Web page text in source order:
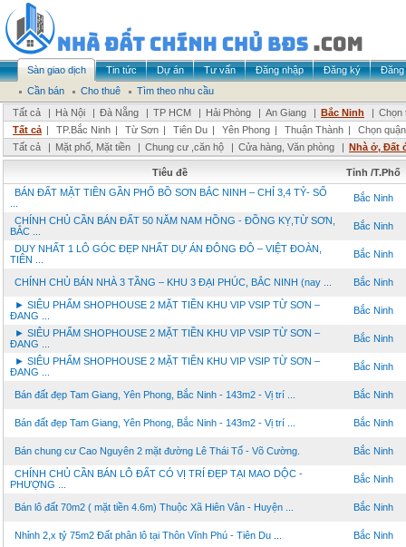
Sàn giao dịch Tin tức Dự án Tư vấn Đăng nhập Đăng ký
Đăng
Cần bán
Cho thuê
Tìm theo nhu cầu
Tất cả
| Hà Nội | Đà Nẵng | TP HCM | Hải Phòng | An Giang | Bắc Ninh | Chọn
Tất cả | TP.Bắc Ninh | Từ Sơn | Tiên Du | Yên Phong | Thuận Thành |
Chọn
Tất cả
| Mặt phố, Mặt tiền | Chung cư ,căn hộ | Cửa hàng, Văn phòng | Nhà ở, Đất
Tiêu đề
Tỉnh /T.Phố
BÁN ĐẤT MẶT TIỀN GẦN PHỐ BỒ SƠN BẮC NINH – CHỈ 3,4 TỶ- SỔ
Bắc Ninh
CHÍNH CHỦ CẦN BÁN ĐẤT 50 NĂM NAM HỒNG - ĐỒNG KỴ,TỪ SƠN,
BẮC ...
Bắc Ninh
DUY NHẤT 1 LÔ GÓC ĐẸP NHẤT DỰ ÁN ĐÔNG ĐÔ – VIỆT ĐOÀN,
TIÊN ...
Bắc Ninh
CHÍNH CHỦ BÁN NHÀ 3 TẦNG – KHU 3 ĐẠI PHÚC, BẮC NINH (nay ... Bắc Ninh
► SIÊU PHẨM SHOPHOUSE 2 MẶT TIỀN KHU VIP VSIP TỪ SƠN –
ĐANG ...
Bắc Ninh
► SIÊU PHẨM SHOPHOUSE 2 MẶT TIỀN KHU VIP VSIP TỪ SƠN –
ĐANG ...
Bắc Ninh
► SIÊU PHẨM SHOPHOUSE 2 MẶT TIỀN KHU VIP VSIP TỪ SƠN –
ĐANG ...
Bắc Ninh
Bán đất đẹp Tam Giang, Yên Phong, Bắc Ninh - 143m2 - Vị trí ... Bắc Ninh
Bán đất đẹp Tam Giang, Yên Phong, Bắc Ninh - 143m2 - Vị trí ... Bắc Ninh
Bán chung cư Cao Nguyên 2 mặt đường Lê Thái Tổ - Võ Cường. Bắc Ninh
CHÍNH CHỦ CẦN BÁN LÔ ĐẤT CÓ VỊ TRÍ ĐẸP TẠI MAO DỘC -
PHƯỢNG ...
Bắc Ninh
Bán lô đất 70m2 ( mặt tiền 4.6m) Thuộc Xã Hiên Vân - Huyện ... Bắc Ninh
Nhỉnh 2,x tỷ 75m2 Đất phân lô tại Thôn Vĩnh Phú - Tiên Du ... Bắc Ninh